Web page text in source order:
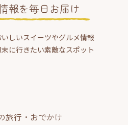
報を毎日お届け
しいスイーツやグルメ情報
に行きたい素敵なスポット
旅行・おでかけ